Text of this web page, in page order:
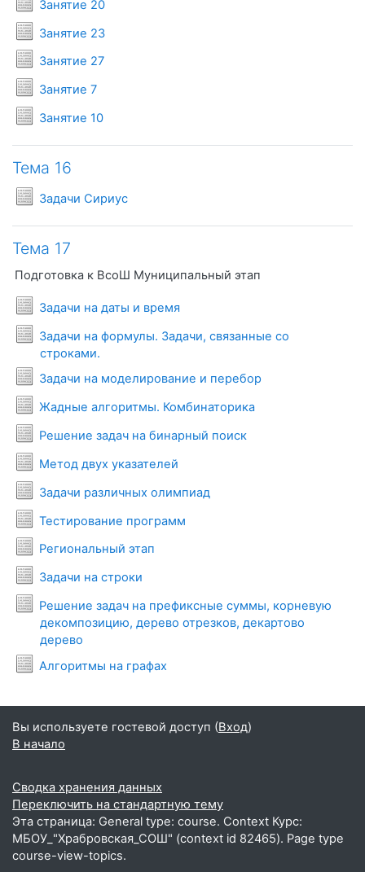
Занятие 20
Занятие 23Условия задач
Занятие 27Условия задач
Занятие 7Условия задач
Занятие 10Условия задач
Тема 16
Задачи СириусУсловия задач
Тема 17
Подготовка к ВсоШ Муниципальный этап
Задачи на даты и времяУсловия задач
Задачи на формулы. Задачи, связанные со
строками.Условия задач
Задачи на моделирование и переборУсловия задач
Жадные алгоритмы. КомбинаторикаУсловия задач
Решение задач на бинарный поискУсловия задач
Метод двух указателейУсловия задач
Задачи различных олимпиадУсловия задач
Тестирование программУсловия задач
Региональный этапУсловия задач
Задачи на строкиУсловия задач
Решение задач на префиксные суммы, корневую
декомпозицию, дерево отрезков, декартово
дерево
Условия задач
Алгоритмы на графахУсловия задач
Вы используете гостевой доступ (Вход)
В начало
Сводка хранения данных
Переключить на стандартную тему
Эта страница: General type: course. Context Курс:
МБОУ_"Храбровская_СОШ" (context id 82465). Page type
course-view-topics.